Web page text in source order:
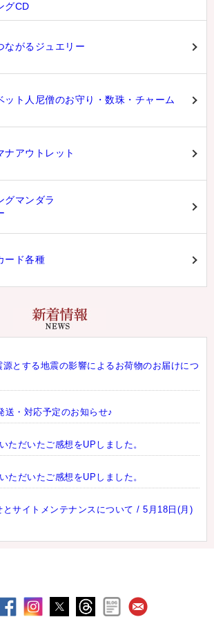
グCD
ながるジュエリー
ット人尼僧のお守り・数珠・チャーム
ナアウトレット
グマンダラ
ード各種
とする地震の影響によるお荷物のお届けにつ
送・対応予定のお知らせ♪
ただいたご感想をUPしました。
ただいたご感想をUPしました。
とサイトメンテナンスについて / 5月18日(月)